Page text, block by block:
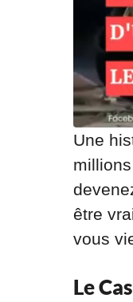
Une
être
vous
Le